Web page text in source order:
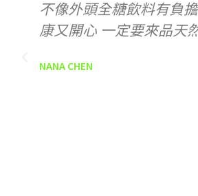
麼那麼好喝，回來跟我
明無糖但是有本身茶的甜
容易失眠的人喝，我看到